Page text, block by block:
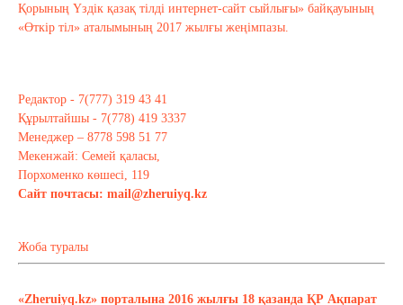
Қорының Үздік қазақ тілді интернет-сайт сыйлығы» байқауының
«Өткір тіл» аталымының 2017 жылғы жеңімпазы.
Редактор - 7(777) 319 43 41
Құрылтайшы - 7(778) 419 3337
Менеджер – 8778 598 51 77
Мекенжай: Семей қаласы,
Порхоменко көшесі, 119
Сайт почтасы: mail@zheruiyq.kz
Жоба туралы
«Zheruiyq.kz» порталына 2016 жылғы 18 қазанда ҚР Ақпарат